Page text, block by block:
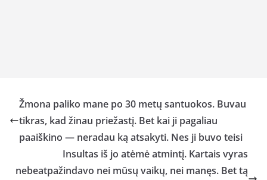
Žmona paliko mane po 30 metų santuokos. Buvau
tikras, kad žinau priežastį. Bet kai ji pagaliau
paaiškino — neradau ką atsakyti. Nes ji buvo teisi
Insultas iš jo atėmė atmintį. Kartais vyras
nebeatpažindavo nei mūsų vaikų, nei manęs. Bet tą